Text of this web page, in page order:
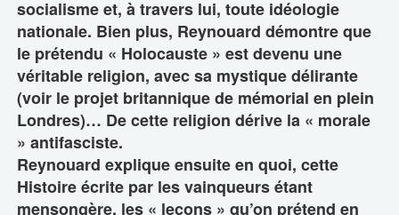
socialisme et, à travers lui, toute idéologie
nationale. Bien plus, Reynouard démontre que
le prétendu « Holocauste » est devenu une
véritable religion, avec sa mystique délirante
(voir le projet britannique de mémorial en plein
Londres)… De cette religion dérive la « morale
» antifasciste.
Reynouard explique ensuite en quoi, cette
Histoire écrite par les vainqueurs étant
mensongère, les « leçons » qu’on prétend en